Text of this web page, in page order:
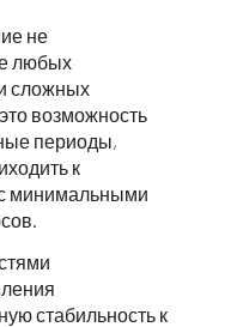
не
любых
сложных
возможность
периоды,
к
минимальными
стабильность к